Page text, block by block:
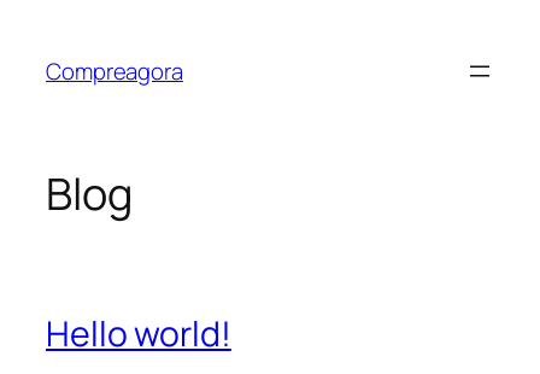
Compreagora
Blog
Hello world!